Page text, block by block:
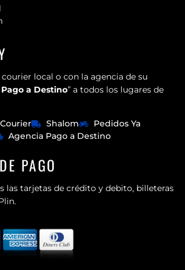
local o con la agencia de su
Pago a Destino” a todos los lugares de
Shalom
Pedidos Ya
Agencia Pago a Destino
PAGO
las tarjetas de crédito y debito, billeteras